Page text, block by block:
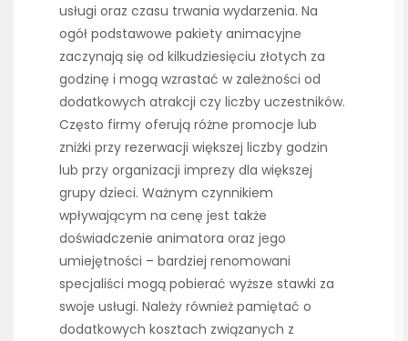
usługi oraz czasu trwania wydarzenia. Na
ogół podstawowe pakiety animacyjne
zaczynają się od kilkudziesięciu złotych za
godzinę i mogą wzrastać w zależności od
dodatkowych atrakcji czy liczby uczestników.
Często firmy oferują różne promocje lub
zniżki przy rezerwacji większej liczby godzin
lub przy organizacji imprezy dla większej
grupy dzieci. Ważnym czynnikiem
wpływającym na cenę jest także
doświadczenie animatora oraz jego
umiejętności – bardziej renomowani
specjaliści mogą pobierać wyższe stawki za
swoje usługi. Należy również pamiętać o
dodatkowych kosztach związanych z